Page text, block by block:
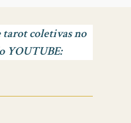
tarot coletivas no
YOUTUBE: